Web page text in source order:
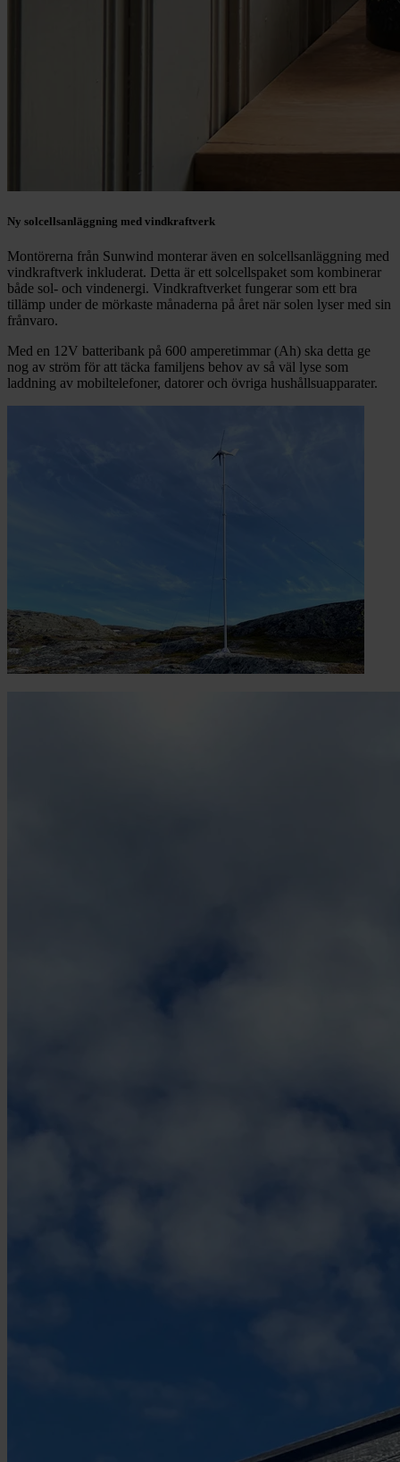
Ny solcellsanläggning med vindkraftverk
Montörerna från Sunwind monterar även en solcellsanläggning med
vindkraftverk inkluderat. Detta är ett solcellspaket som kombinerar
både sol- och vindenergi. Vindkraftverket fungerar som ett bra
tillämp under de mörkaste månaderna på året när solen lyser med sin
frånvaro.
Med en 12V batteribank på 600 amperetimmar (Ah) ska detta ge
nog av ström för att täcka familjens behov av så väl lyse som
laddning av mobiltelefoner, datorer och övriga hushållsuapparater.